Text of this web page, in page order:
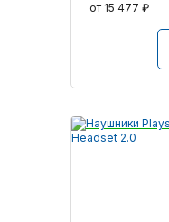
от 15 477 ₽